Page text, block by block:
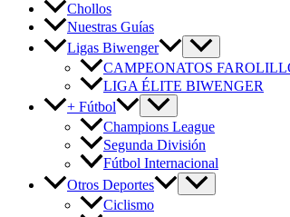
Chollos
Nuestras Guías
Ligas Biwenger
CAMPEONATOS
LIGA ÉLITE BIWENGER
+ Fútbol
Champions League
Segunda División
Fútbol Internacional
Otros Deportes
Ciclismo